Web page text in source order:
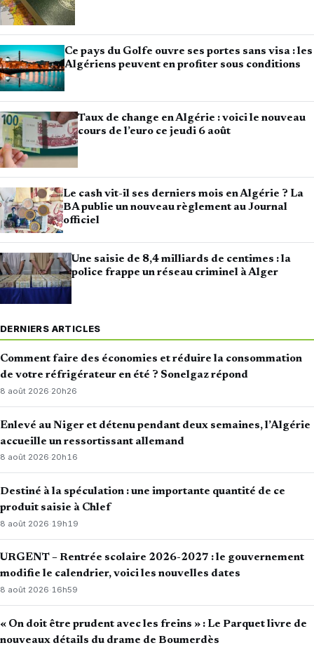
Ce pays du Golfe ouvre ses portes sans visa : les
Algériens peuvent en profiter sous conditions
Taux de change en Algérie : voici le nouveau
cours de l’euro ce jeudi 6 août
Le cash vit-il ses derniers mois en Algérie ? La
BA publie un nouveau règlement au Journal
officiel
Une saisie de 8,4 milliards de centimes : la
police frappe un réseau criminel à Alger
DERNIERS ARTICLES
Comment faire des économies et réduire la consommation
de votre réfrigérateur en été ? Sonelgaz répond
8 août 2026·20h26
Enlevé au Niger et détenu pendant deux semaines, l’Algérie
accueille un ressortissant allemand
8 août 2026·20h16
Destiné à la spéculation : une importante quantité de ce
produit saisie à Chlef
8 août 2026·19h19
URGENT – Rentrée scolaire 2026-2027 : le gouvernement
modifie le calendrier, voici les nouvelles dates
8 août 2026·16h59
« On doit être prudent avec les freins » : Le Parquet livre de
nouveaux détails du drame de Boumerdès